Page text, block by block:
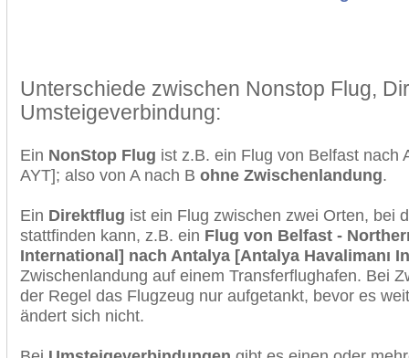
Unterschiede zwischen Nonstop Flug,
Umsteigeverbindung:
Ein NonStop Flug ist z.B. ein Flug von Belfast nach
AYT]; also von A nach B ohne Zwischenlandung.
Ein Direktflug ist ein Flug zwischen zwei Orten, bei
stattfinden kann, z.B. ein Flug von Belfast -
International] nach Antalya [Antalya Havalimanı
Zwischenlandung auf einem Transferflughafen. Bei
der Regel das Flugzeug nur aufgetankt, bevor es
ändert sich nicht.